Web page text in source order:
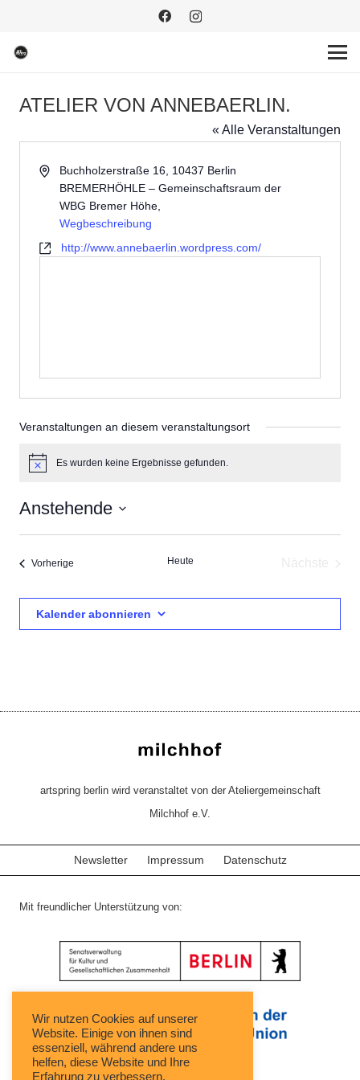
ATELIER VON ANNEBAERLIN.
« Alle Veranstaltungen
AdresseBuchholzerstraße 16, 10437 Berlin
BREMERHÖHLE – Gemeinschaftsraum der
WBG Bremer Höhe,
Wegbeschreibung
Webseitehttp://www.annebaerlin.wordpress.com/
Veranstaltungen an diesem veranstaltungsort
HinweisEs wurden keine Ergebnisse gefunden.
Anstehende
Datum
Vorherige Heute
Kalender abonnieren
artspring berlin wird veranstaltet von der Ateliergemeinschaft
Milchhof e.V.
Newsletter Impressum Datenschutz
Mit freundlicher Unterstützung von:
Wir nutzen Cookies auf unserer
Website. Einige von ihnen sind
essenziell, während andere uns
helfen, diese Website und Ihre
Erfahrung zu verbessern.